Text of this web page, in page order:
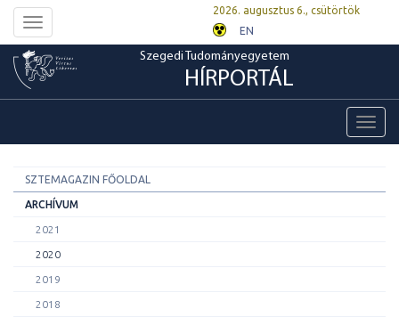
Toggle
navigation
2026. augusztus 6., csütörtök
EN
Szegedi Tudományegyetem
HÍRPORTÁL
SZTEMAGAZIN FŐOLDAL
ARCHÍVUM
2021
2020
2019
2018